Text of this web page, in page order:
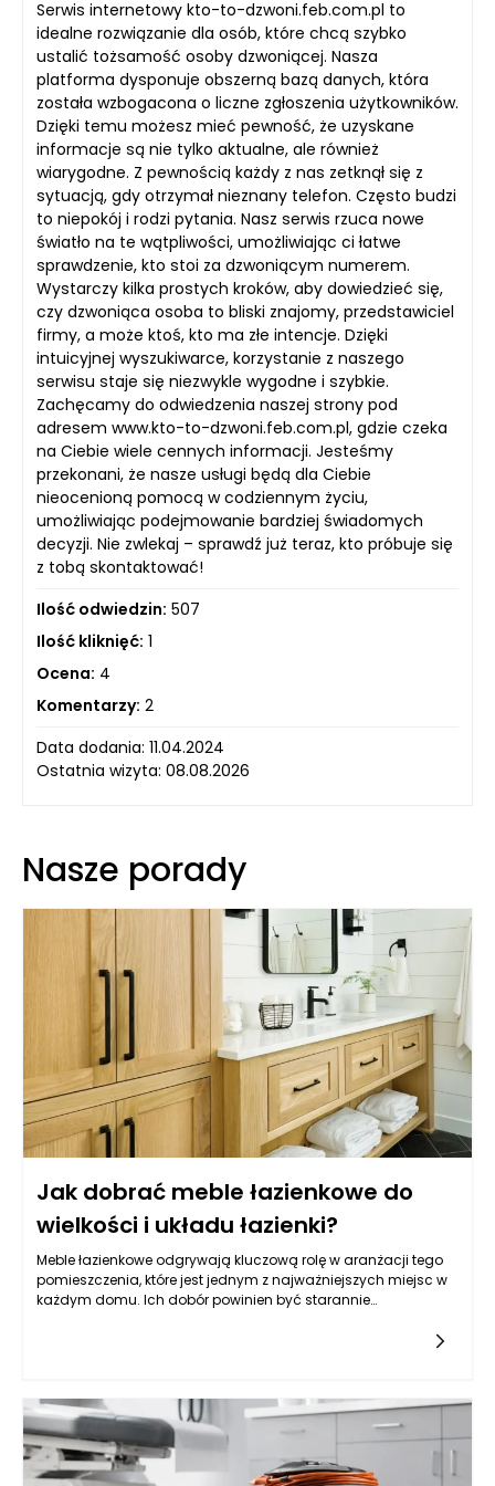
Serwis internetowy kto-to-dzwoni.feb.com.pl to
idealne rozwiązanie dla osób, które chcą szybko
ustalić tożsamość osoby dzwoniącej. Nasza
platforma dysponuje obszerną bazą danych, która
została wzbogacona o liczne zgłoszenia użytkowników.
Dzięki temu możesz mieć pewność, że uzyskane
informacje są nie tylko aktualne, ale również
wiarygodne. Z pewnością każdy z nas zetknął się z
sytuacją, gdy otrzymał nieznany telefon. Często budzi
to niepokój i rodzi pytania. Nasz serwis rzuca nowe
światło na te wątpliwości, umożliwiając ci łatwe
sprawdzenie, kto stoi za dzwoniącym numerem.
Wystarczy kilka prostych kroków, aby dowiedzieć się,
czy dzwoniąca osoba to bliski znajomy, przedstawiciel
firmy, a może ktoś, kto ma złe intencje. Dzięki
intuicyjnej wyszukiwarce, korzystanie z naszego
serwisu staje się niezwykle wygodne i szybkie.
Zachęcamy do odwiedzenia naszej strony pod
adresem www.kto-to-dzwoni.feb.com.pl, gdzie czeka
na Ciebie wiele cennych informacji. Jesteśmy
przekonani, że nasze usługi będą dla Ciebie
nieocenioną pomocą w codziennym życiu,
umożliwiając podejmowanie bardziej świadomych
decyzji. Nie zwlekaj – sprawdź już teraz, kto próbuje się
z tobą skontaktować!
Ilość odwiedzin: 507
Ilość kliknięć: 1
Ocena: 4
Komentarzy: 2
Data dodania: 11.04.2024
Ostatnia wizyta: 08.08.2026
Nasze porady
Jak dobrać meble łazienkowe do
wielkości i układu łazienki?
Meble łazienkowe odgrywają kluczową rolę w aranżacji tego
pomieszczenia, które jest jednym z najważniejszych miejsc w
każdym domu. Ich dobór powinien być starannie
„rozrysować” funkcje: gdzie odkładamy kosmetyki, gdzie
trzymamy ręczniki, czy potrzebujemy miejsca na zapas
środków czystości i czy łazienka ma być bardziej
minimalistyczna, czy raczej rodzinna i pojemna. To pierwsze
pytanie, które warto zadać, dotyczy rozmiaru łazienki, ale